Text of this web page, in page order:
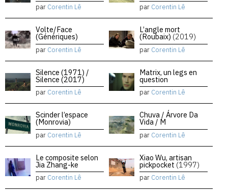
par Corentin Lê par Corentin Lê
Volte/Face
(Génériques)
par Corentin Lê
L’angle mort
(Roubaix) (2019)
par Corentin Lê
Silence (1971) /
Silence (2017)
par Corentin Lê
Matrix, un legs en
question
par Corentin Lê
Scinder l’espace
(Monrovia)
par Corentin Lê
Chuva / Árvore Da
Vida / M
par Corentin Lê
Le composite selon
Jia Zhang-ke
par Corentin Lê
Xiao Wu, artisan
pickpocket (1997)
par Corentin Lê